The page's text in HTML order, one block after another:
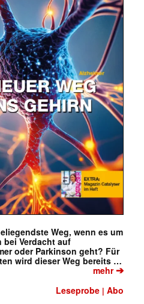
Weg, wenn es um
bei Verdacht auf
oder Parkinson geht? Für
wird dieser Weg bereits …
mehr➔
Leseprobe |Abo